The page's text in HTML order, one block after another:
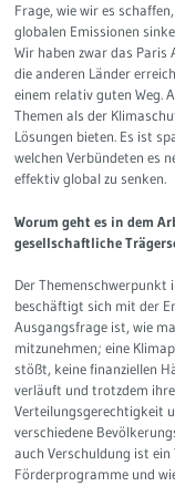
Frage, wie wir es
globalen Emissionen
Wir haben zwar das Paris
die anderen Länder
einem relativ guten Weg.
Themen als der
Lösungen bieten. Es ist
welchen Verbündeten es
effektiv global zu senken.
Worum geht es in dem
gesellschaftliche
Der
beschäftigt sich mit der
Ausgangsfrage ist, wie
mitzunehmen; eine
stößt, keine finanziellen
verläuft und trotzdem ihre
Verteilungsgerechtigkeit
verschiedene
auch Verschuldung ist ein
Förderprogramme und